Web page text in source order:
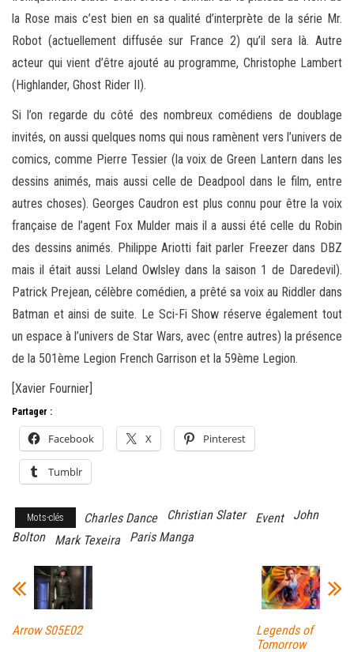
la Rose mais c’est bien en sa qualité d’interprète de la série Mr.
Robot (actuellement diffusée sur France 2) qu’il sera là. Autre
acteur qui vient d’être ajouté au programme, Christophe Lambert
(Highlander, Ghost Rider II).
Si l’on regarde du côté des nombreux comédiens de doublage
invités, on aussi quelques noms qui nous ramènent vers l’univers de
comics, comme Pierre Tessier (la voix de Green Lantern dans les
dessins animés, mais aussi celle de Deadpool dans le film, entre
autres choses). Georges Caudron est plus connu pour être la voix
française de l’agent Fox Mulder mais il a aussi été celle du Robin
des dessins animés. Philippe Ariotti fait parler Freezer dans DBZ
mais il était aussi Leland Owlsley dans la saison 1 de Daredevil).
Patrick Prejean, célèbre comédien, a prêté sa voix au Riddler dans
Batman et ainsi de suite. Le Sci-Fi Show réserve également tout
un espace à l’univers de Star Wars, avec (entre autres) la présence
de la 501ème Legion French Garrison et la 59ème Legion.
[Xavier Fournier]
Partager :
Facebook X Pinterest
Tumblr
Mots-clés Charles Dance Christian Slater Event
John
Bolton
Mark Texeira Paris Manga
Arrow S05E02
Legends of
Tomorrow